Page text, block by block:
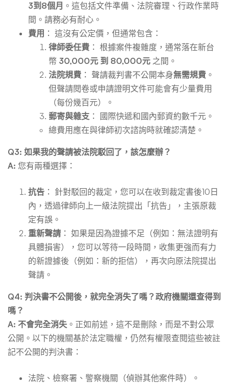
3到8個月 。這包括文件準備、法院審理、行政作業時
間。請務必有耐心。
費用 ： 這沒有公定價，但通常包含：
律師委任費 ： 根據案件複雜度，通常落在新台
幣 30,000元 到 80,000元 之間。
法院規費 ： 聲請裁判書不公開本身無需規費 。
但聲請閱卷或申請證明文件可能會有少量費用
（每份幾百元）。
郵寄與雜支 ： 國際快遞和國內郵資約數千元。
總費用應在與律師初次諮詢時就確認清楚。
Q3: 如果我的聲請被法院駁回了，該怎麼辦？
A: 您有兩種選擇：
抗告 ： 針對駁回的裁定，您可以在收到裁定書後10日
內，透過律師向上一級法院提出「抗告」，主張原裁
定有誤。
重新聲請 ： 如果是因為證據不足（例如：無法證明有
具體損害），您可以等待一段時間，收集更強而有力
的新證據後（例如：新的拒信），再次向原法院提出
聲請。
Q4: 判決書不公開後，就完全消失了嗎？政府機關還查得到
嗎？
A: 不會完全消失 。正如前述，這不是刪除，而是不對公眾
公開。以下的機關基於法定職權，仍然有權限查閱這些被註
記不公開的判決書：
法院、檢察署、警察機關（偵辦其他案件時）。